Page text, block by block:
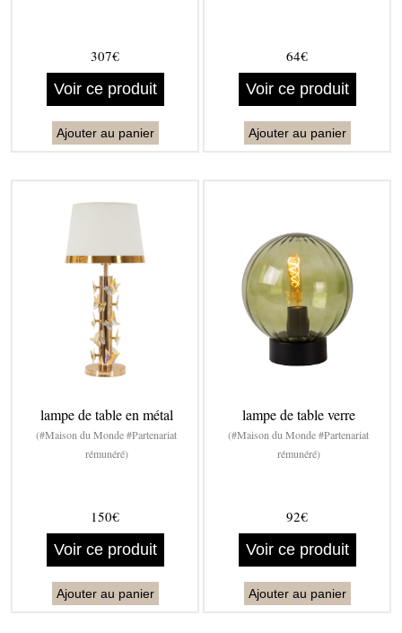
307€
Voir ce produit
Ajouter au panier
64€
Voir ce produit
Ajouter au panier
lampe de table en métal
(#Maison du Monde #Partenariat
rémunéré)
150€
Voir ce produit
Ajouter au panier
lampe de table verre
(#Maison du Monde #Partenariat
rémunéré)
92€
Voir ce produit
Ajouter au panier